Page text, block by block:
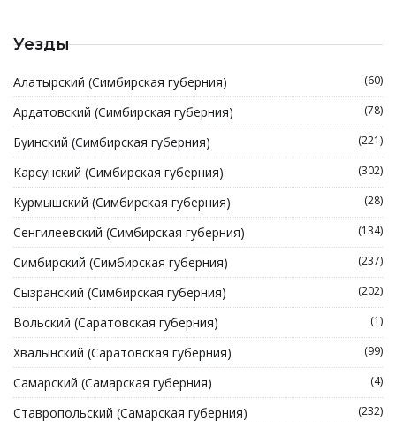
Уезды
Алатырский (Симбирская губерния) (60)
Ардатовский (Симбирская губерния) (78)
Буинский (Симбирская губерния) (221)
Карсунский (Симбирская губерния) (302)
Курмышский (Симбирская губерния) (28)
Сенгилеевский (Симбирская губерния) (134)
Симбирский (Симбирская губерния) (237)
Сызранский (Симбирская губерния) (202)
Вольский (Саратовская губерния) (1)
Хвалынский (Саратовская губерния) (99)
Самарский (Самарская губерния) (4)
Ставропольский (Самарская губерния) (232)